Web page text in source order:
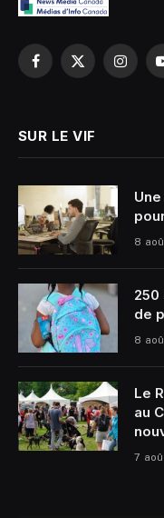
Facebook
X
SUR LE VIF
8
250
de
8
Le
au
7